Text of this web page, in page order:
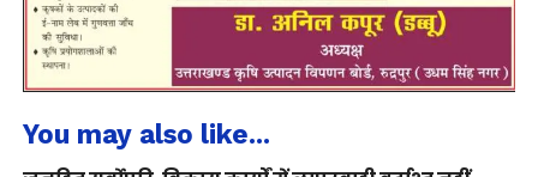
You may also like...